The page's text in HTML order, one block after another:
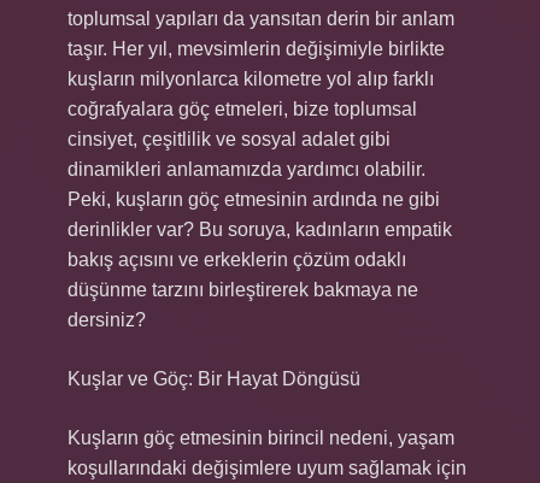
toplumsal yapıları da yansıtan derin bir anlam
taşır. Her yıl, mevsimlerin değişimiyle birlikte
kuşların milyonlarca kilometre yol alıp farklı
coğrafyalara göç etmeleri, bize toplumsal
cinsiyet, çeşitlilik ve sosyal adalet gibi
dinamikleri anlamamızda yardımcı olabilir.
Peki, kuşların göç etmesinin ardında ne gibi
derinlikler var? Bu soruya, kadınların empatik
bakış açısını ve erkeklerin çözüm odaklı
düşünme tarzını birleştirerek bakmaya ne
dersiniz?
Kuşlar ve Göç: Bir Hayat Döngüsü
Kuşların göç etmesinin birincil nedeni, yaşam
koşullarındaki değişimlere uyum sağlamak için